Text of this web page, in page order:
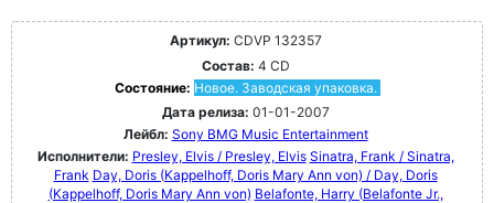
Артикул: CDVP 132357
Состав: 4 CD
Состояние: Новое. Заводская упаковка.
Дата релиза: 01-01-2007
Лейбл: Sony BMG Music Entertainment
Исполнители: Presley, Elvis / Presley, Elvis Sinatra, Frank / Sinatra,
Frank Day, Doris (Kappelhoff, Doris Mary Ann von) / Day, Doris
(Kappelhoff, Doris Mary Ann von) Belafonte, Harry (Belafonte Jr.,